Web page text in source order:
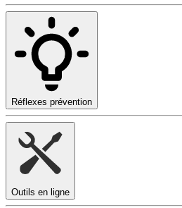
Réflexes prévention
Outils en ligne